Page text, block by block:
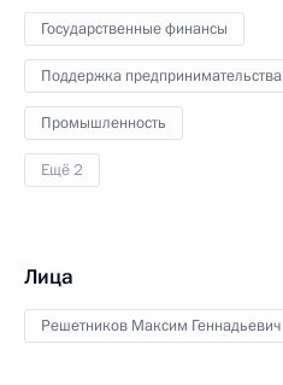
Государственные финансы
Поддержка предпринимательства
Промышленность
Ещё 2
Лица
Решетников Максим Геннадьевич